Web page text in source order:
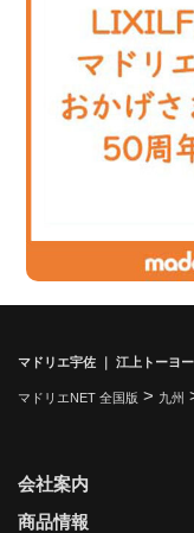
マドリエ宇佐 ｜ 江上トーヨー
マドリエNET 全国版 > 九州
会社案内
商品情報